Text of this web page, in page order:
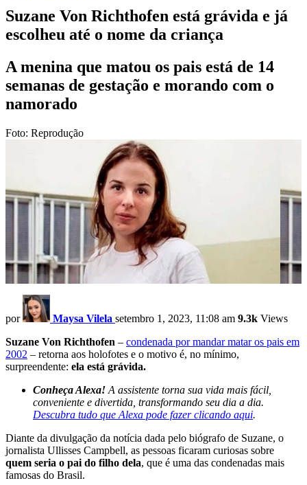
Suzane Von Richthofen está grávida e já
escolheu até o nome da criança
A menina que matou os pais está de 14
semanas de gestação e morando com o
namorado
Foto: Reprodução
por Maysa Vilela setembro 1, 2023, 11:08 am 9.3k Views
Suzane Von Richthofen – condenada por mandar matar os pais em
2002 – retorna aos holofotes e o motivo é, no mínimo,
surpreendente: ela está grávida.
Conheça Alexa! A assistente torna sua vida mais fácil,
conveniente e divertida, transformando seu dia a dia.
Descubra tudo que Alexa pode fazer clicando aqui.
Diante da divulgação da notícia dada pelo biógrafo de Suzane, o
jornalista Ullisses Campbell, as pessoas ficaram curiosas sobre
quem seria o pai do filho dela, que é uma das condenadas mais
famosas do Brasil.